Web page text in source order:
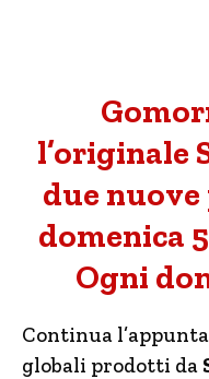
l’originale
due
domenica
Ogni
Continua
globali prodotti da